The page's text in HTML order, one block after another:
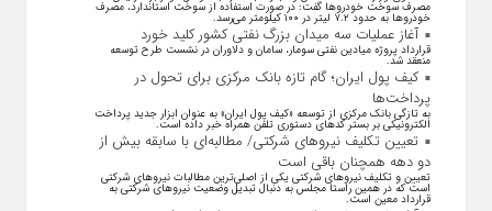
مصرف سوخت خودرو‌ها گفت: در صورت استفاده از سوخت استاندارد، مصرف
خودرو‌ها به حدود ۷.۲ لیتر در ۱۰۰ کیلومتر می‌رسد.
آغاز عملیات سه میدان بزرگ نفتی کشور کلید خورد
قرارداد پروژه میادین نفتی سومار، سامان و دلاوران در نشست طرح توسعه
منعقد شد.
کیف پول ایران؛ گام تازه بانک مرکزی برای تحول در
پرداخت‌ها
به تازگی بانک مرکزی از توسعه «کیف پول ایران» به عنوان ابزار جدید پرداخت
الکترونیکی بر بستر کد‌های دستوری تلفن همراه خبر داده است.
تعیین تکلیف نیروهای شرکتی/ مطالبه‌ای با سابقه بیش از
دو دهه همچنان باقی است
تعیین و تکلیف نیرو‌های شرکتی یکی از اصلی‌ترین مطالبات نیرو‌های شرکتی
است که در همین راستا مجلس به دنبال تبدیل وضعیت نیرو‌های شرکتی به
قرارداد معین است.